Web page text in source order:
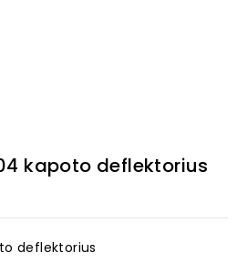
kapoto deflektorius
deflektorius